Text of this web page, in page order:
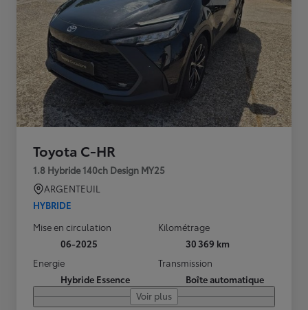
Toyota C-HR
1.8 Hybride 140ch Design MY25
ARGENTEUIL
HYBRIDE
Mise en circulation
06-2025
Kilométrage
30 369 km
Energie
Hybride Essence
Transmission
Boîte automatique
Voir plus